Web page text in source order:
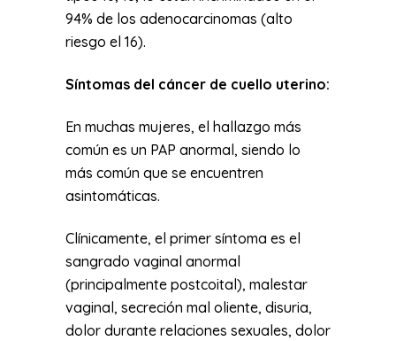
94% de los adenocarcinomas (alto
riesgo el 16).
Síntomas del cáncer de cuello uterino:
En muchas mujeres, el hallazgo más
común es un PAP anormal, siendo lo
más común que se encuentren
asintomáticas.
Clínicamente, el primer síntoma es el
sangrado vaginal anormal
(principalmente postcoital), malestar
vaginal, secreción mal oliente, disuria,
dolor durante relaciones sexuales, dolor